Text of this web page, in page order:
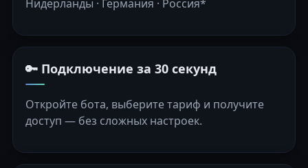
Нидерланды · Германия · Россия*
🔑 Подключение за 30 секунд
Откройте бота, выберите тариф и получите
доступ — без сложных настроек.